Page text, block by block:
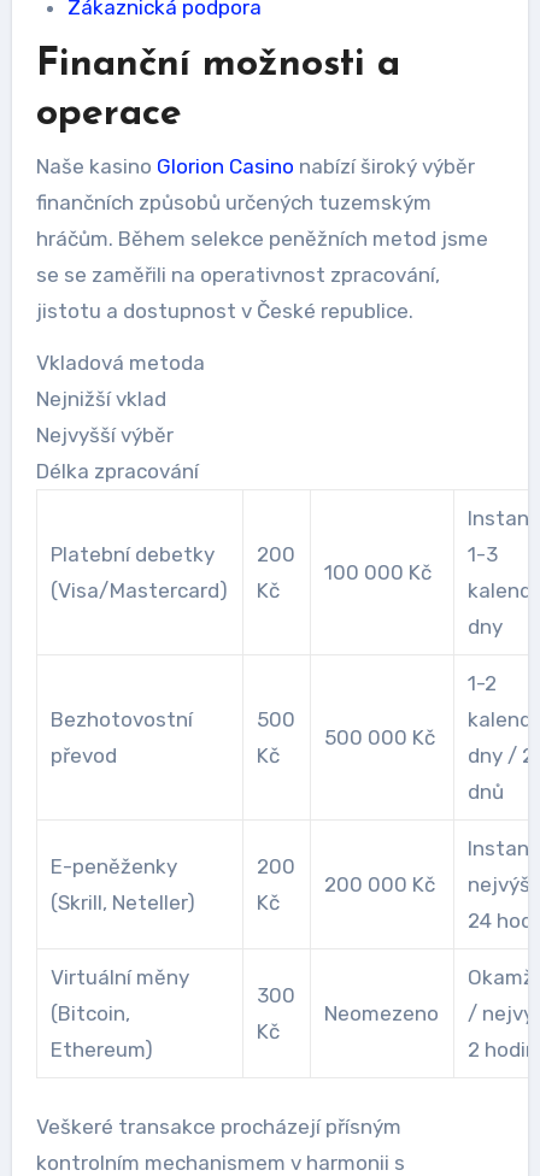
Zákaznická podpora
Finanční možnosti a
operace
Naše kasino Glorion Casino nabízí široký výběr
finančních způsobů určených tuzemským
hráčům. Během selekce peněžních metod jsme
se se zaměřili na operativnost zpracování,
jistotu a dostupnost v České republice.
Vkladová metoda
Nejnižší vklad
Nejvyšší výběr
Délka zpracování
Platební debetky
(Visa/Mastercard)
200
Kč
100 000 Kč
1-3
dny
Bezhotovostní
převod
500
Kč
500 000 Kč
1-2
dny /
dnů
E-peněženky
(Skrill, Neteller)
200
Kč
200 000 Kč
24
Virtuální měny
(Bitcoin,
Ethereum)
300
Kč
Neomezeno
/
2 hodin
Veškeré transakce procházejí přísným
kontrolním mechanismem v harmonii s